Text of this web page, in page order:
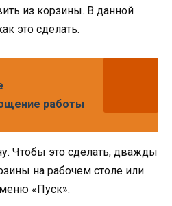
из корзины. В данной
это сделать.
работы
Чтобы это сделать, дважды
на рабочем столе или
«Пуск».